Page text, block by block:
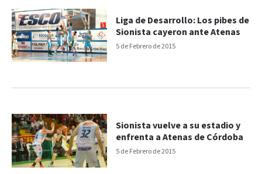
5 de Febrero de 2015
Liga de Desarrollo: Los pibes de
Sionista cayeron ante Atenas
5 de Febrero de 2015
Sionista vuelve a su estadio y
enfrenta a Atenas de Córdoba